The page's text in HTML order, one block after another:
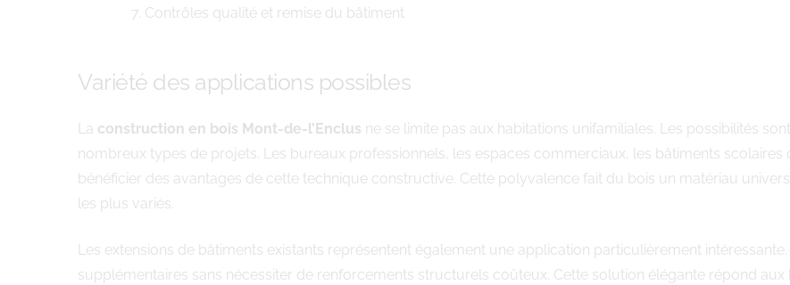
Contrôles qualité et remise du bâtiment
Variété des applications possibles
La construction en bois Mont-de-l’Enclus ne se limite pas aux habitations unifamiliales. Les possibilités
nombreux types de projets. Les bureaux professionnels, les espaces commerciaux, les bâtiments
bénéficier des avantages de cette technique constructive. Cette polyvalence fait du bois un matériau
les plus variés.
Les extensions de bâtiments existants représentent également une application particulièrement
supplémentaires sans nécessiter de renforcements structurels coûteux. Cette solution élégante répond aux